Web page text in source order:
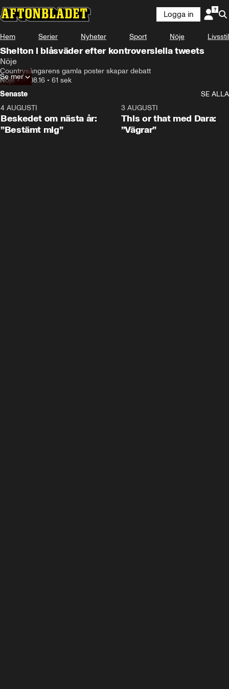
Logga in
Hem Serier Nyheter Sport Nöje Livsstil
Shelton i blåsväder efter kontroversiella tweets
Nöje
Countrysångarens gamla poster skapar debatt
Nöje•31.08.16 • 61 sek
Se mer
Senaste
SE ALLA
4 AUGUSTI
Beskedet om nästa år:
”Bestämt mig”
3 AUGUSTI
This or that med Dara:
”Vägrar”